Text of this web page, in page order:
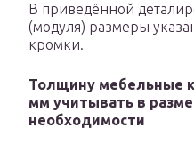
В приведённой
(модуля) размеры
кромки.
Толщину мебельные
мм учитывать в
необходимости